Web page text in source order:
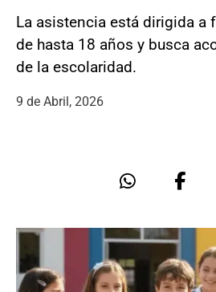
La asistencia está dirigida a
de hasta 18 años y busca
de la escolaridad.
9 de Abril, 2026